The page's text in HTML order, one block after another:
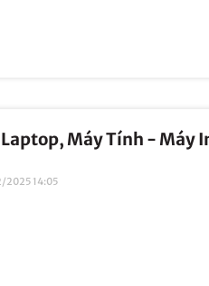
Máy Tính - Máy
2025 14:05